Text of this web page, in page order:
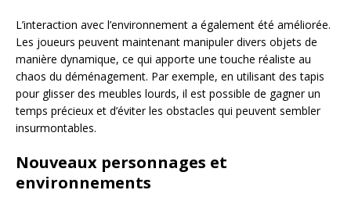
L’interaction avec l’environnement a également été améliorée.
Les joueurs peuvent maintenant manipuler divers objets de
manière dynamique, ce qui apporte une touche réaliste au
chaos du déménagement. Par exemple, en utilisant des tapis
pour glisser des meubles lourds, il est possible de gagner un
temps précieux et d’éviter les obstacles qui peuvent sembler
insurmontables.
Nouveaux personnages et
environnements